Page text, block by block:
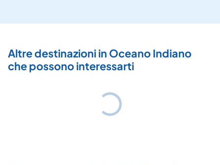
Altre destinazioni in Oceano Indiano
che possono interessarti